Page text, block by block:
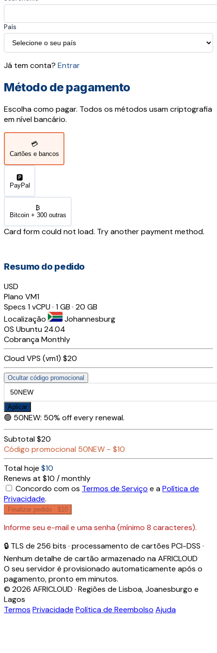
País
Já tem conta? Entrar
Método de pagamento
Escolha como pagar. Todos os métodos usam criptografia
em nível bancário.
💳
Cartões e bancos
🅿️
PayPal
₿
Bitcoin + 300 outras
Card form could not load. Try another payment method.
Resumo do pedido
USD
Plano VM1
Specs 1 vCPU · 1 GB · 20 GB
Localização
Johannesburg
OS Ubuntu 24.04
CobrançaMonthly
Cloud VPS (vm1) $20
Ocultar código promocional
Aplicar
🟢 50NEW: 50% off every renewal.
Subtotal$20
Código promocional 50NEW − $10
Total hoje $10
Renews at $10 / monthly
Concordo com os Termos de Serviço e aPolítica de
Privacidade.
Finalizar pedido · $10
Informe seu e-mail e uma senha (mínimo 8 caracteres).
🔒 TLS de 256 bits · processamento de cartões PCI-DSS ·
Nenhum detalhe de cartão armazenado na AFRICLOUD
O seu servidor é provisionado automaticamente após o
pagamento, pronto em minutos.
© 2026 AFRICLOUD · Regiões de Lisboa, Joanesburgo e
Lagos
Termos Privacidade Política de Reembolso Ajuda